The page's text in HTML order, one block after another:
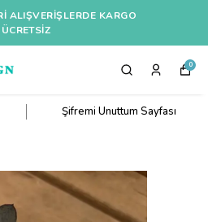
ALIŞVERIŞLERDE KARGO
ÜCRETSİZ
0
Şifremi Unuttum Sayfası